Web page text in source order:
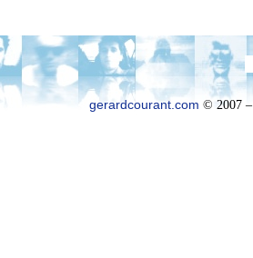
gerardcourant.com © 2007